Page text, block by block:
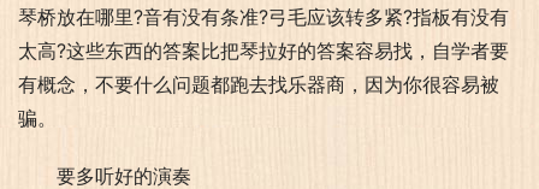
琴桥放在哪里?音有没有条准?弓毛应该转多紧?指板有没有
太高?这些东西的答案比把琴拉好的答案容易找，自学者要
有概念，不要什么问题都跑去找乐器商，因为你很容易被
骗。
要多听好的演奏